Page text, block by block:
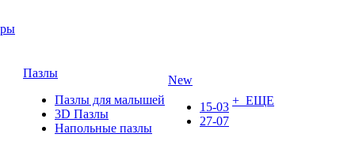
Пазлы
Пазлы для малышей
3D Пазлы
Напольные пазлы
New
15-03
27-07
+ ЕЩЕ